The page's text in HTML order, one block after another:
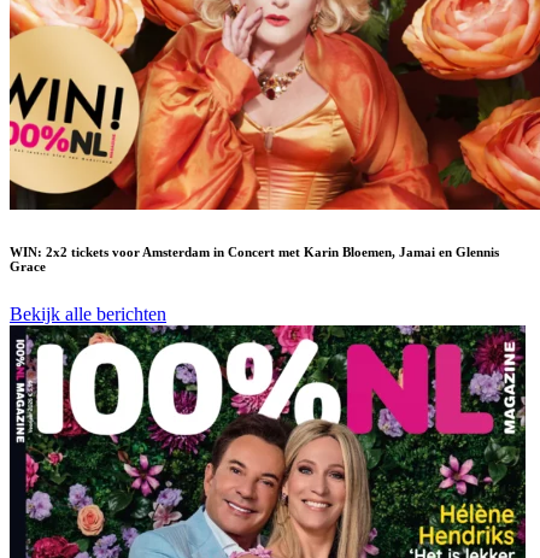
WIN: 2x2 tickets voor Amsterdam in Concert met Karin Bloemen, Jamai en Glennis
Grace
Bekijk alle berichten